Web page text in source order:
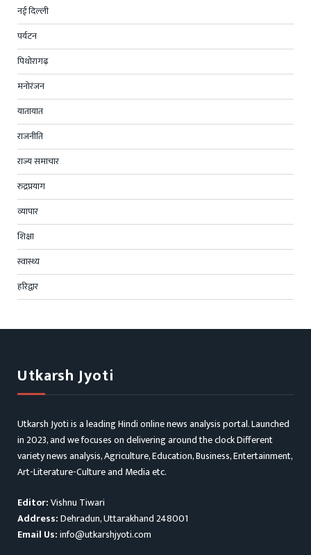
नई दिल्ली
पर्यटन
पिथोरागढ़
मनोरंजन
यातायात
राजनीति
राज्य समाचार
रुद्रप्रयाग
व्यापार
शिक्षा
स्वास्थ्य
हरिद्वार
Utkarsh Jyoti
Utkarsh Jyoti is a leading Hindi online news analysis portal. Launched
in 2023, and we focuses on delivering around the clock Different
variety news analysis, Agriculture, Education, Business, Entertainment,
Art-Literature-Culture and Media etc.
Editor:Vishnu Tiwari
Address:Dehradun, Uttarakhand 248001
Email Us:info@utkarshjyoti.com